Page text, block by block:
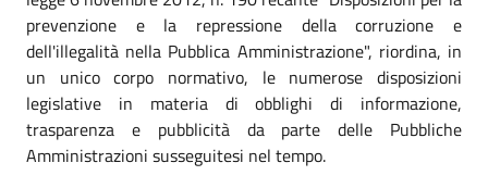
prevenzione e la repressione della corruzione e
dell'illegalità nella Pubblica Amministrazione", riordina, in
un unico corpo normativo, le numerose disposizioni
legislative in materia di obblighi di informazione,
trasparenza e pubblicità da parte delle Pubbliche
Amministrazioni susseguitesi nel tempo.